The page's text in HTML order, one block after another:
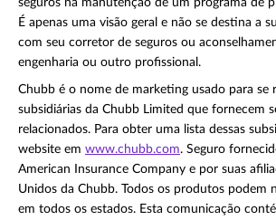
seguros na manutenção de um programa de
É apenas uma visão geral e não se destina a
com seu corretor de seguros ou
engenharia ou outro profissional.
Chubb é o nome de marketing usado para se
subsidiárias da Chubb Limited que fornecem
relacionados. Para obter uma lista dessas
website em www.chubb.com. Seguro
American Insurance Company e por suas
Unidos da Chubb. Todos os produtos podem
em todos os estados. Esta comunicação